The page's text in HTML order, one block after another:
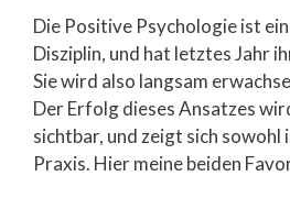
Die Positive Psychologie ist
Disziplin, und hat letztes Jahr
Sie wird also langsam
Der Erfolg dieses Ansatzes
sichtbar, und zeigt sich sowohl
Praxis. Hier meine beiden